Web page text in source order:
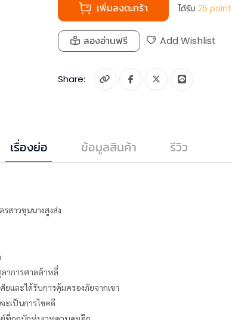
เพิ่มลงตะกร้า ได้รับ 25
ลองอ่านฟรี Add Wishlist
Share:
เรื่องย่อ ข้อมูลสินค้า รีวิว
สาวขุนนางสูงส่ง
าการศาลต้าหลี่
และได้รับการคุ้มครองภัยจากเขา
ะเป็นการไขคดี